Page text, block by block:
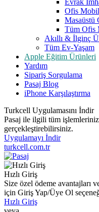
Evrak
Ofis
Masaüstü
Tüm Ofis
Akıllı & İlginç
Tüm Ev-Yaşam
Apple Eğitim Ürünleri
Yardım
Sipariş Sorgulama
Pasaj Blog
iPhone Karşılaştırma
Turkcell Uygulamasını İndir
Pasaj ile ilgili tüm
gerçekleştirebilirsiniz.
Uygulamayı İndir
turkcell.com.tr
Hızlı Giriş
Size özel ödeme avantajları
için Giriş Yap/Üye Ol
Hızlı Giriş